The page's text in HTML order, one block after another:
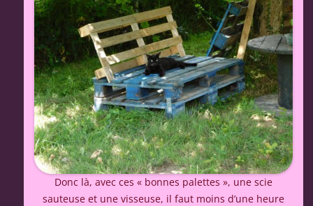
Donc là, avec ces « bonnes palettes », une scie
sauteuse et une visseuse, il faut moins d’une heure